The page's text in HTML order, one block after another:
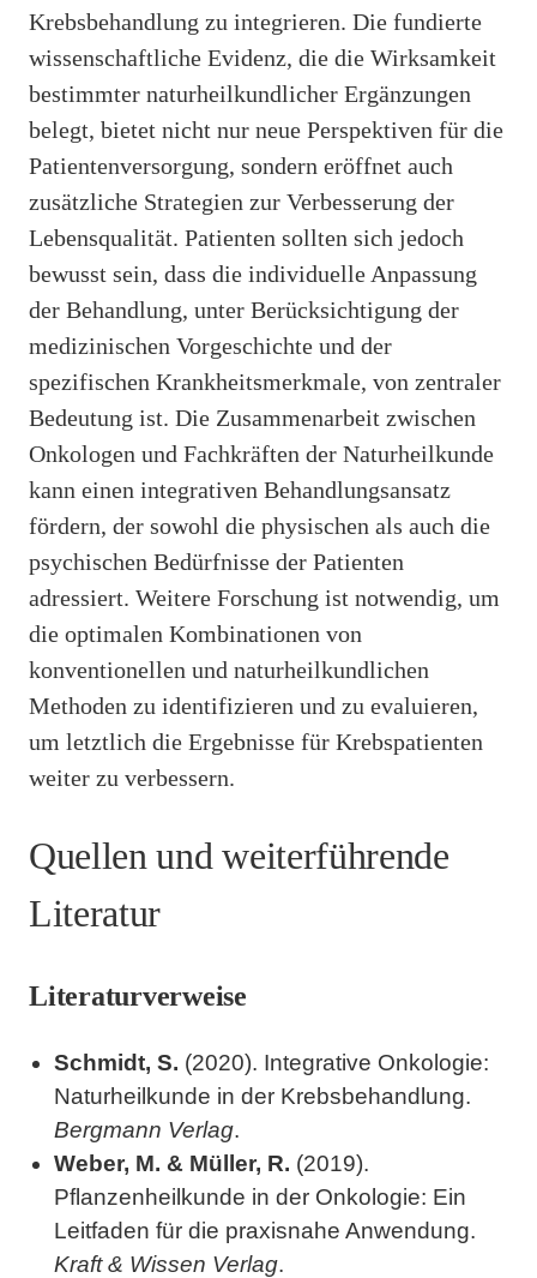
Krebsbehandlung zu integrieren. Die fundierte
wissenschaftliche Evidenz, die die Wirksamkeit
bestimmter naturheilkundlicher Ergänzungen
belegt, bietet nicht nur neue Perspektiven für die
Patientenversorgung, sondern eröffnet auch
zusätzliche Strategien zur Verbesserung der
Lebensqualität. Patienten sollten sich jedoch
bewusst sein, dass die individuelle Anpassung
der Behandlung, unter Berücksichtigung der
medizinischen Vorgeschichte und der
spezifischen Krankheitsmerkmale, von zentraler
Bedeutung ist. Die Zusammenarbeit zwischen
Onkologen und Fachkräften der Naturheilkunde
kann einen integrativen Behandlungsansatz
fördern, der sowohl die physischen als auch die
psychischen Bedürfnisse der Patienten
adressiert. Weitere Forschung ist notwendig, um
die optimalen Kombinationen von
konventionellen und naturheilkundlichen
Methoden zu identifizieren und zu evaluieren,
um letztlich die Ergebnisse für Krebspatienten
weiter zu verbessern.
Quellen und weiterführende
Literatur
Literaturverweise
Schmidt, S. (2020). Integrative Onkologie:
Naturheilkunde in der Krebsbehandlung.
Bergmann Verlag.
Weber, M. & Müller, R. (2019).
Pflanzenheilkunde in der Onkologie: Ein
Leitfaden für die praxisnahe Anwendung.
Kraft & Wissen Verlag.